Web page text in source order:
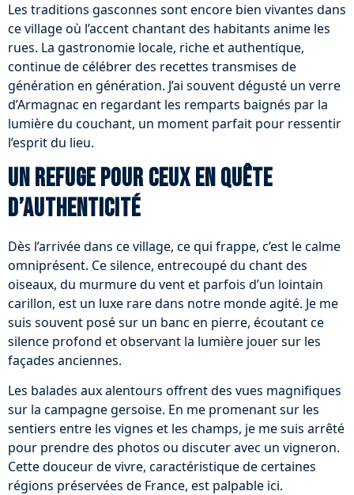
Les traditions gasconnes sont encore bien vivantes dans
ce village où l’accent chantant des habitants anime les
rues. La gastronomie locale, riche et authentique,
continue de célébrer des recettes transmises de
génération en génération. J’ai souvent dégusté un verre
d’Armagnac en regardant les remparts baignés par la
lumière du couchant, un moment parfait pour ressentir
l’esprit du lieu.
Un refuge pour ceux en quête
d’authenticité
Dès l’arrivée dans ce village, ce qui frappe, c’est le calme
omniprésent. Ce silence, entrecoupé du chant des
oiseaux, du murmure du vent et parfois d’un lointain
carillon, est un luxe rare dans notre monde agité. Je me
suis souvent posé sur un banc en pierre, écoutant ce
silence profond et observant la lumière jouer sur les
façades anciennes.
Les balades aux alentours offrent des vues magnifiques
sur la campagne gersoise. En me promenant sur les
sentiers entre les vignes et les champs, je me suis arrêté
pour prendre des photos ou discuter avec un vigneron.
Cette douceur de vivre, caractéristique de certaines
régions préservées de France, est palpable ici.